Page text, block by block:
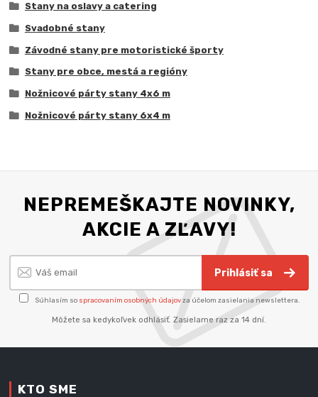
Stany na oslavy a catering
Svadobné stany
Závodné stany pre motoristické športy
Stany pre obce, mestá a regióny
Nožnicové párty stany 4x6 m
Nožnicové párty stany 6x4 m
NEPREMEŠKAJTE NOVINKY,
AKCIE A ZĽAVY!
Prihlásiť sa
Súhlasím so spracovaním osobných údajovza účelom zasielania newslettera.
Môžete sa kedykoľvek odhlásiť. Zasielame raz za 14 dní.
KTO SME